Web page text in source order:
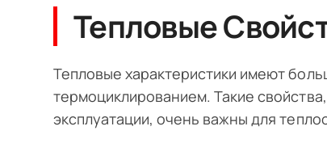
Тепловые
Тепловые характеристики имеют
термоциклированием. Такие
эксплуатации, очень важны для